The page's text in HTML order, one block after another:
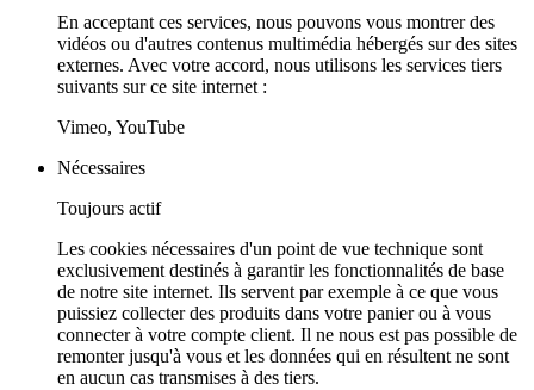
En acceptant ces services, nous pouvons vous montrer des
vidéos ou d'autres contenus multimédia hébergés sur des sites
externes. Avec votre accord, nous utilisons les services tiers
suivants sur ce site internet :
Vimeo, YouTube
Nécessaires
Toujours actif
Les cookies nécessaires d'un point de vue technique sont
exclusivement destinés à garantir les fonctionnalités de base
de notre site internet. Ils servent par exemple à ce que vous
puissiez collecter des produits dans votre panier ou à vous
connecter à votre compte client. Il ne nous est pas possible de
remonter jusqu'à vous et les données qui en résultent ne sont
en aucun cas transmises à des tiers.